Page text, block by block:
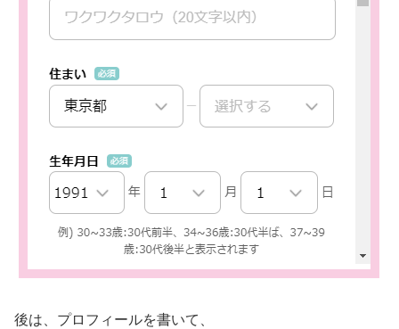
後は、プロフィールを書いて、